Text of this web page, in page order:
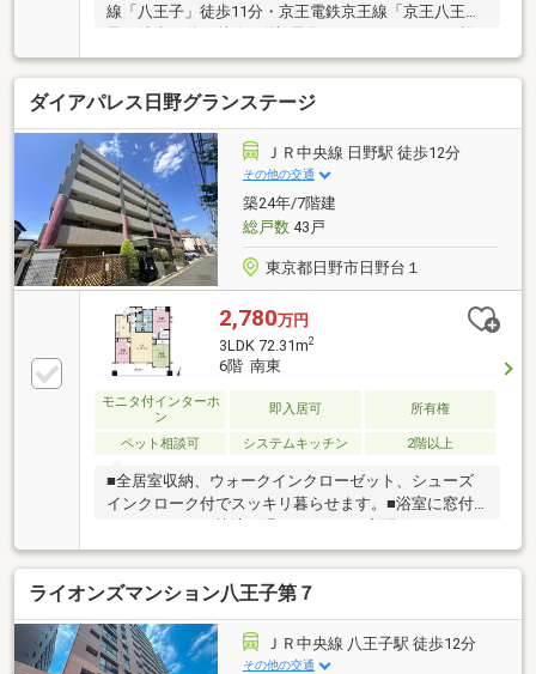
線「八王子」徒歩11分・京王電鉄京王線「京王八王
計・施工・LDKは合わせて約14.9帖・会話の弾む対面
式キッチン採用・WIC2か所など全居室収納スペースを
確保・24時間セキュリティシステム・ペット飼育可能
(細則有)▼設備・TES温水式床暖房(LD)・浴室暖房乾
燥機・ディスポーザー▼周辺環境・いずみの森義務教
育学校 徒歩7分(約500m)■ ご希望の住まい探しをお手
伝いします ━━━━━・・・物件の詳細・ご相談はお
気軽にお問い合わせください。
ダイアパレス日野グランステージ
ＪＲ中央線 日野駅 徒歩12分
その他の交通
築24年/7階建
総戸数43戸
東京都日野市日野台１
2,780万円
3LDK 72.31m2
6階 南東
モニタ付インターホ
ン
即入居可 所有権
ペット相談可 システムキッチン 2階以上
■全居室収納、ウォークインクローゼット、シューズ
インクローク付でスッキリ暮らせます。■浴室に窓付
でバスタイムを快適に過ごせます。■宅配ボックスが
あり充実した共用施設。■ＴＶモニタ付インターホン
で安心です。■ペット相談、ペット可。即入居可。お
客様一人一人に合わせたライフプランのご提案をさせ
ていただきます。資金計画、住宅ローン等についても
お気軽にご相談ください。お問い合わせ、お待ちして
おります。
ライオンズマンション八王子第７
ＪＲ中央線 八王子駅 徒歩12分
その他の交通